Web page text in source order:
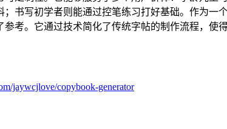
书写初学者则能通过控笔练习打好基础。作为一
考。它通过技术简化了传统字帖的制作流程，使
jaywcjlove/copybook-generator